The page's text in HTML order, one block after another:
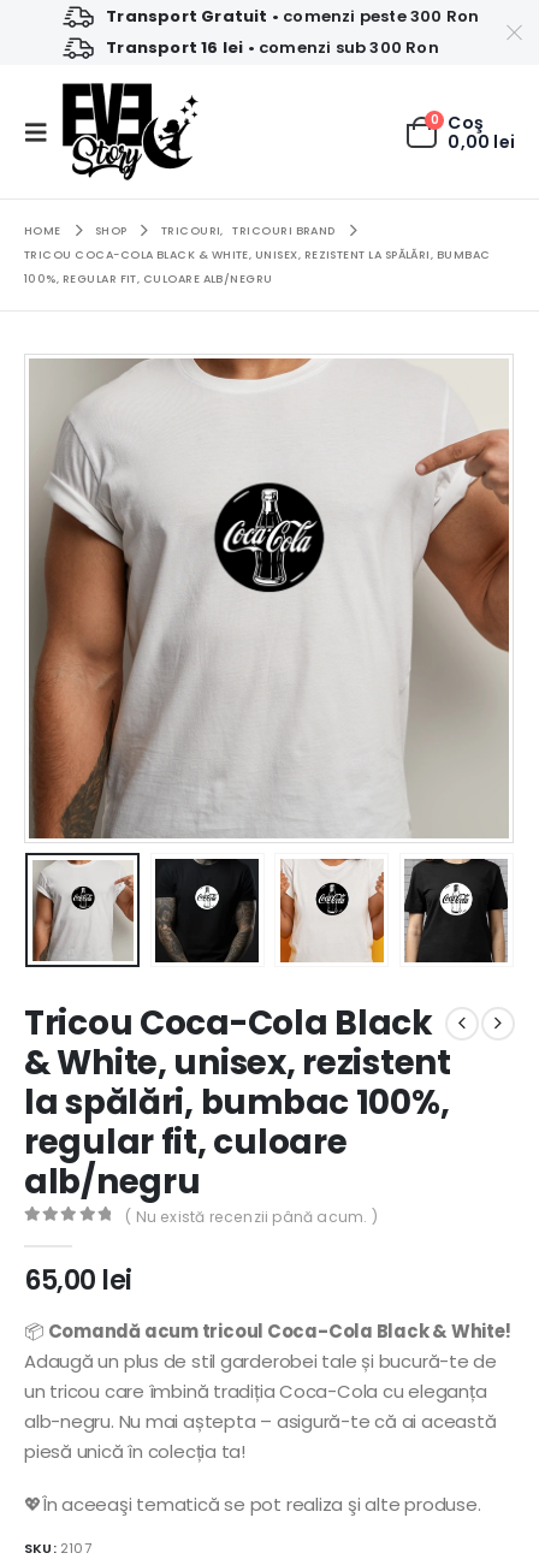
Transport Gratuit • comenzi peste 300 Ron
Transport 16 lei • comenzi sub 300 Ron
0 Coş
0,00 lei
HOME SHOP TRICOURI,
TRICOURI BRAND
TRICOU COCA-COLA BLACK & WHITE, UNISEX, REZISTENT LA SPĂLĂRI, BUMBAC
100%, REGULAR FIT, CULOARE ALB/NEGRU
Tricou Coca-Cola Black
& White, unisex, rezistent
la spălări, bumbac 100%,
regular fit, culoare
alb/negru
( Nu există recenzii până acum. )
65,00 lei
📦 Comandă acum tricoul Coca-Cola Black & White!
Adaugă un plus de stil garderobei tale și bucură-te de
un tricou care îmbină tradiția Coca-Cola cu eleganța
alb-negru. Nu mai aștepta – asigură-te că ai această
piesă unică în colecția ta!
💖În aceeaşi tematică se pot realiza şi alte produse.
SKU: 2107